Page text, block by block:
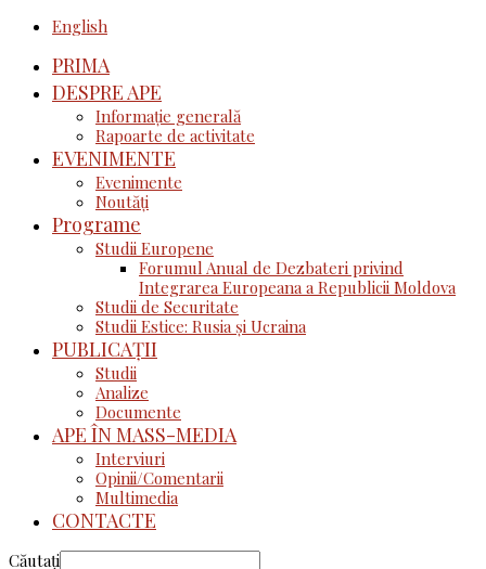
English
PRIMA
DESPRE APE
Informație generală
Rapoarte de activitate
EVENIMENTE
Evenimente
Noutăţi
Programe
Studii Europene
Forumul Anual de Dezbateri privind
Integrarea Europeana a Republicii Moldova
Studii de Securitate
Studii Estice: Rusia și Ucraina
PUBLICAȚII
Studii
Analize
Documente
APE ÎN MASS-MEDIA
Interviuri
Opinii/Comentarii
Multimedia
CONTACTE
Căutați